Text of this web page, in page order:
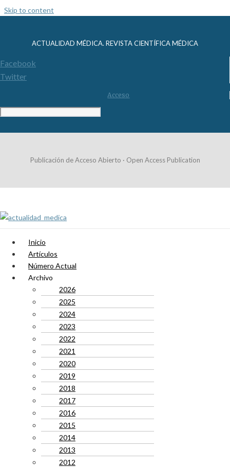
Skip to content
ACTUALIDAD MÉDICA. REVISTA CIENTÍFICA MÉDICA
Facebook
Twitter
Acceso
Publicación de Acceso Abierto · Open Access Publication
Inicio
Artículos
Número Actual
Archivo
2026
2025
2024
2023
2022
2021
2020
2019
2018
2017
2016
2015
2014
2013
2012